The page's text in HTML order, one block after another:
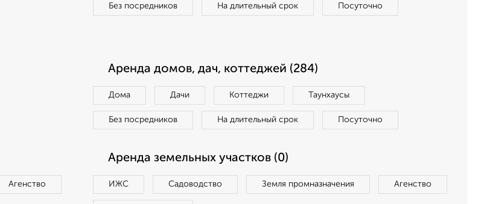
Без посредников На длительный срок Посуточно
Аренда домов, дач, коттеджей (284)
Дома Дачи Коттеджи Таунхаусы
Без посредников На длительный срок Посуточно
Агенство
Аренда земельных участков (0)
ИЖС Садоводство Земля промназначения Агенство